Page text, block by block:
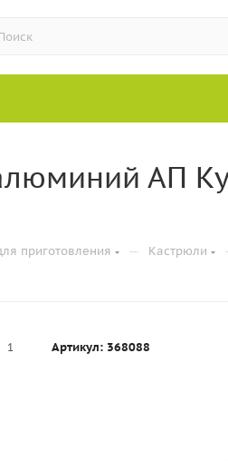
АП
приготовления — Кастрюли
1 Артикул: 368088